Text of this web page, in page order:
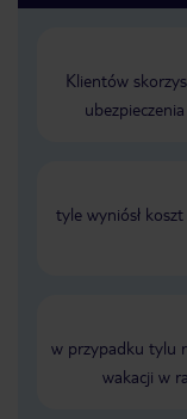
Klientów
tyle wyniósł
w przypadku tylu
wakacji w